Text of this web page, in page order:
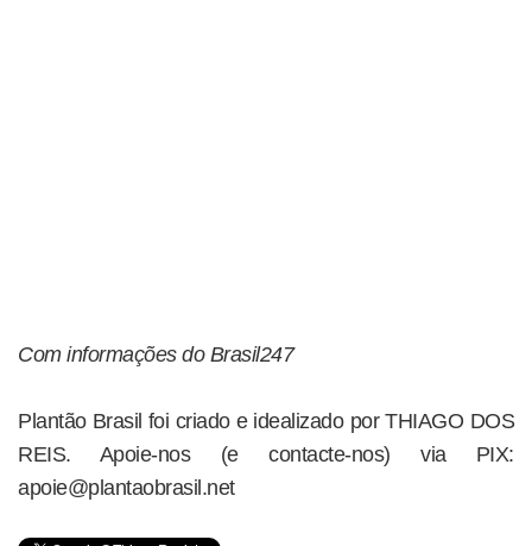
Com informações do Brasil247
Plantão Brasil foi criado e idealizado por THIAGO DOS
REIS. Apoie-nos (e contacte-nos) via PIX:
apoie@plantaobrasil.net